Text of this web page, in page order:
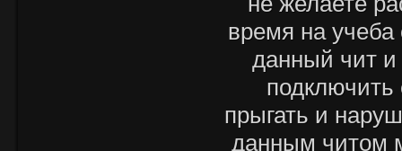
время на учеба
данный чит
прыгать и
данным читом